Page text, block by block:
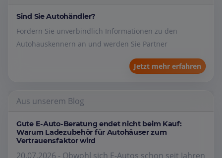
Sind Sie Autohändler?
Fordern Sie unverbindlich Informationen zu den
Autohauskennern an und werden Sie Partner
Jetzt mehr erfahren
Aus unserem Blog
Gute E-Auto-Beratung endet nicht beim Kauf:
Warum Ladezubehör für Autohäuser zum
Vertrauensfaktor wird
20.07.2026 - Obwohl sich E-Autos schon seit Jahren